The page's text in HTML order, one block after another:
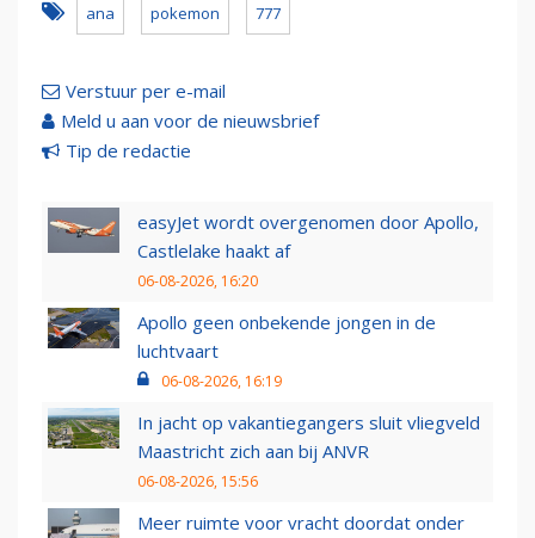
ana pokemon 777
Verstuur per e-mail
Meld u aan voor de nieuwsbrief
Tip de redactie
easyJet wordt overgenomen door Apollo,
Castlelake haakt af
06-08-2026, 16:20
Apollo geen onbekende jongen in de
luchtvaart
06-08-2026, 16:19
In jacht op vakantiegangers sluit vliegveld
Maastricht zich aan bij ANVR
06-08-2026, 15:56
Meer ruimte voor vracht doordat onder